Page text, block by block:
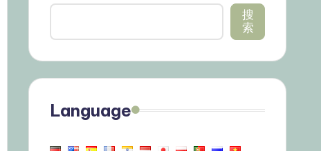
搜
索
Language